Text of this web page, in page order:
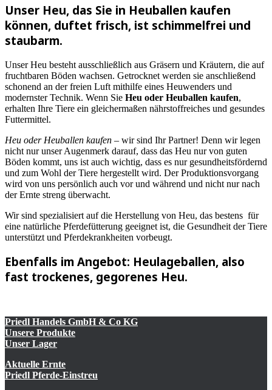
Unser Heu, das Sie in Heuballen kaufen
können, duftet frisch, ist schimmelfrei und
staubarm.
Unser Heu besteht ausschließlich aus Gräsern und Kräutern, die auf
fruchtbaren Böden wachsen. Getrocknet werden sie anschließend
schonend an der freien Luft mithilfe eines Heuwenders und
modernster Technik. Wenn Sie Heu oder Heuballen kaufen,
erhalten Ihre Tiere ein gleichermaßen nährstoffreiches und gesundes
Futtermittel.
Heu oder Heuballen kaufen – wir sind Ihr Partner! Denn wir legen
nicht nur unser Augenmerk darauf, dass das Heu nur von guten
Böden kommt, uns ist auch wichtig, dass es nur gesundheitsfördernd
und zum Wohl der Tiere hergestellt wird. Der Produktionsvorgang
wird von uns persönlich auch vor und während und nicht nur nach
der Ernte streng überwacht.
Wir sind spezialisiert auf die Herstellung von Heu, das bestens für
eine natürliche Pferdefütterung geeignet ist, die Gesundheit der Tiere
unterstützt und Pferdekrankheiten vorbeugt.
Ebenfalls im Angebot: Heulageballen, also
fast trockenes, gegorenes Heu.
Priedl Handels GmbH & Co KG
Unsere Produkte
Unser Lager
Aktuelle Ernte
Priedl Pferde-Einstreu